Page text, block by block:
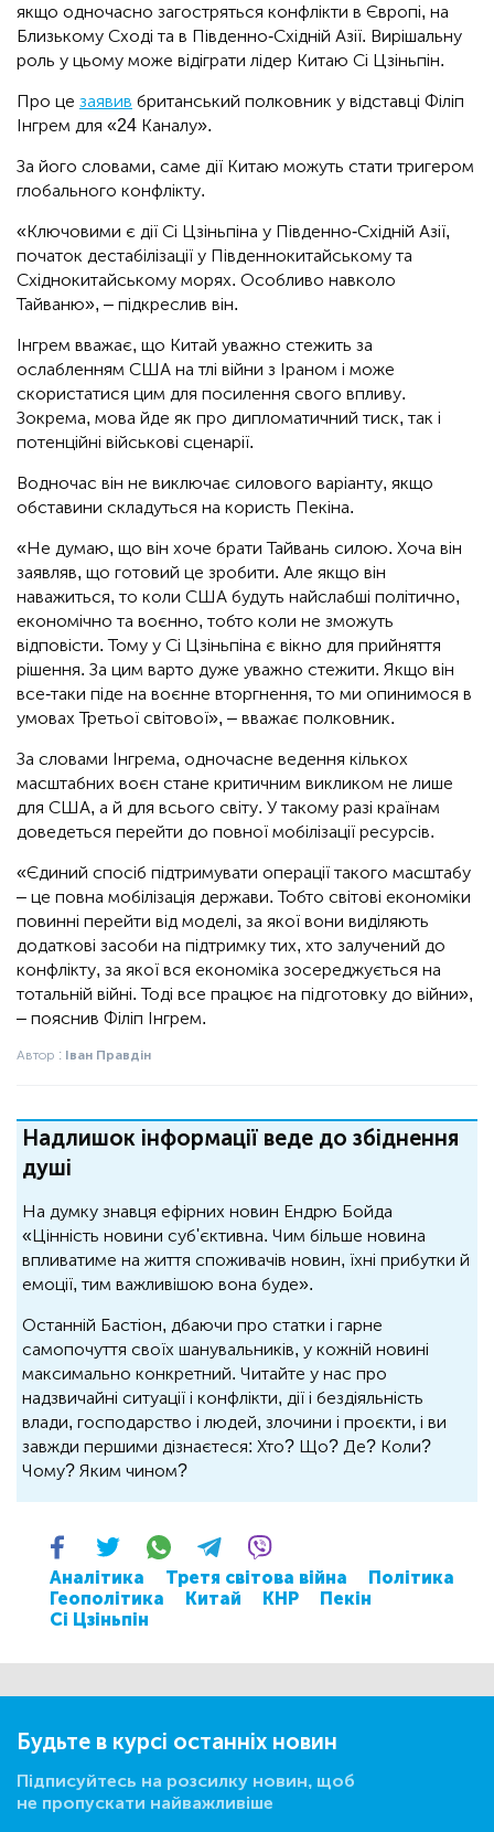
якщо одночасно загостряться конфлікти в Європі, на
Близькому Сході та в Південно-Східній Азії. Вирішальну
роль у цьому може відіграти лідер Китаю Сі Цзіньпін.
Про це заявив британський полковник у відставці Філіп
Інгрем для «24 Каналу».
За його словами, саме дії Китаю можуть стати тригером
глобального конфлікту.
«Ключовими є дії Сі Цзіньпіна у Південно-Східній Азії,
початок дестабілізації у Південнокитайському та
Східнокитайському морях. Особливо навколо
Тайваню», – підкреслив він.
Інгрем вважає, що Китай уважно стежить за
ослабленням США на тлі війни з Іраном і може
скористатися цим для посилення свого впливу.
Зокрема, мова йде як про дипломатичний тиск, так і
потенційні військові сценарії.
Водночас він не виключає силового варіанту, якщо
обставини складуться на користь Пекіна.
«Не думаю, що він хоче брати Тайвань силою. Хоча він
заявляв, що готовий це зробити. Але якщо він
наважиться, то коли США будуть найслабші політично,
економічно та воєнно, тобто коли не зможуть
відповісти. Тому у Сі Цзіньпіна є вікно для прийняття
рішення. За цим варто дуже уважно стежити. Якщо він
все-таки піде на воєнне вторгнення, то ми опинимося в
умовах Третьої світової», – вважає полковник.
За словами Інгрема, одночасне ведення кількох
масштабних воєн стане критичним викликом не лише
для США, а й для всього світу. У такому разі країнам
доведеться перейти до повної мобілізації ресурсів.
«Єдиний спосіб підтримувати операції такого масштабу
– це повна мобілізація держави. Тобто світові економіки
повинні перейти від моделі, за якої вони виділяють
додаткові засоби на підтримку тих, хто залучений до
конфлікту, за якої вся економіка зосереджується на
тотальній війні. Тоді все працює на підготовку до війни»,
– пояснив Філіп Інгрем.
Автор : Іван Правдін
Надлишок інформації веде до збіднення
душі
На думку знавця ефірних новин Ендрю Бойда
«Цінність новини суб'єктивна. Чим більше новина
впливатиме на життя споживачів новин, їхні прибутки й
емоції, тим важливішою вона буде».
Останній Бастіон, дбаючи про статки і гарне
самопочуття своїх шанувальників, у кожній новині
максимально конкретний. Читайте у нас про
надзвичайні ситуації і конфлікти, дії і бездіяльність
влади, господарство і людей, злочини і проєкти, і ви
завжди першими дізнаєтеся: Хто? Що? Де? Коли?
Чому? Яким чином?
Аналітика Третя світова війна
Політика
Геополітика
Китай КНР
Пекін
Сі Цзіньпін
Будьте в курсі останніх новин
Підписуйтесь на розсилку новин, щоб
не пропускати найважливіше